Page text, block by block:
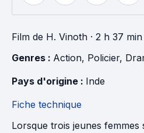
Film de H. Vinoth · 2 h 37 min
Genres : Action, Policier,
Pays d'origine : Inde
Fiche technique
Lorsque trois jeunes femmes